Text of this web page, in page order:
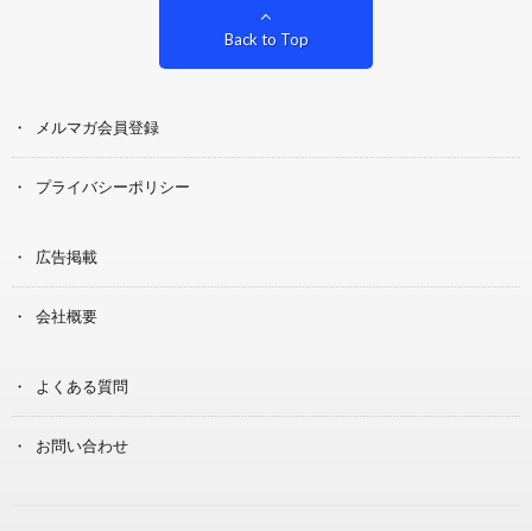
Back to Top
メルマガ会員登録
プライバシーポリシー
広告掲載
会社概要
よくある質問
お問い合わせ